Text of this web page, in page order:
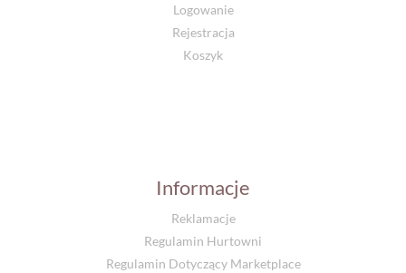
Logowanie
Rejestracja
Koszyk
Informacje
Reklamacje
Regulamin Hurtowni
Regulamin Dotyczący Marketplace